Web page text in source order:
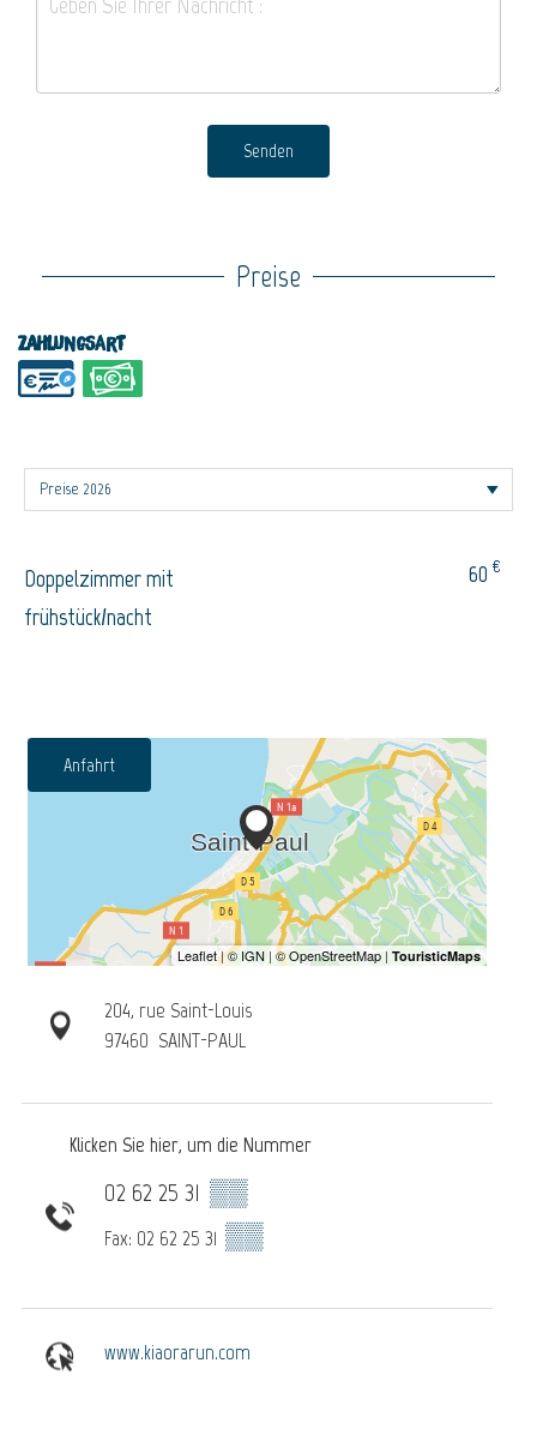
Senden
Preise
Zahlungsart
Doppelzimmer mit
frühstück/nacht
60 €
Anfahrt
204, rue Saint-Louis
97460 SAINT-PAUL
Klicken Sie hier, um die Nummer
02 62 25 31 ▒▒
Fax: 02 62 25 31 ▒▒
www.kiaorarun.com